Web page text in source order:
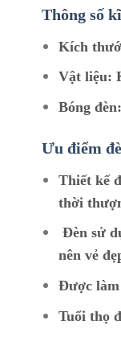
Thông số
Kích
Vật liệu:
Bóng
Ưu điểm
Thiết kế
thời
Đèn sử
nên vẻ
Được làm
Tuổi thọ